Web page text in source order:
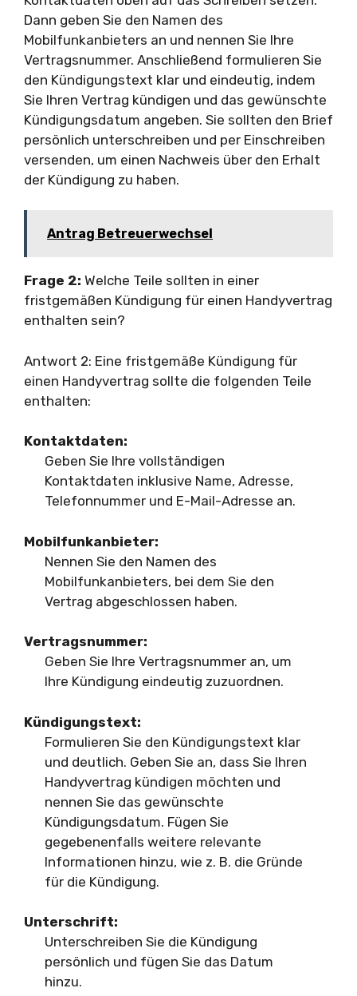
Dann geben Sie den Namen des
Mobilfunkanbieters an und nennen Sie Ihre
Vertragsnummer. Anschließend formulieren Sie
den Kündigungstext klar und eindeutig, indem
Sie Ihren Vertrag kündigen und das gewünschte
Kündigungsdatum angeben. Sie sollten den Brief
persönlich unterschreiben und per Einschreiben
versenden, um einen Nachweis über den Erhalt
der Kündigung zu haben.
Antrag Betreuerwechsel
Frage 2: Welche Teile sollten in einer
fristgemäßen Kündigung für einen Handyvertrag
enthalten sein?
Antwort 2: Eine fristgemäße Kündigung für
einen Handyvertrag sollte die folgenden Teile
enthalten:
Kontaktdaten:
Geben Sie Ihre vollständigen
Kontaktdaten inklusive Name, Adresse,
Telefonnummer und E-Mail-Adresse an.
Mobilfunkanbieter:
Nennen Sie den Namen des
Mobilfunkanbieters, bei dem Sie den
Vertrag abgeschlossen haben.
Vertragsnummer:
Geben Sie Ihre Vertragsnummer an, um
Ihre Kündigung eindeutig zuzuordnen.
Kündigungstext:
Formulieren Sie den Kündigungstext klar
und deutlich. Geben Sie an, dass Sie Ihren
Handyvertrag kündigen möchten und
nennen Sie das gewünschte
Kündigungsdatum. Fügen Sie
gegebenenfalls weitere relevante
Informationen hinzu, wie z. B. die Gründe
für die Kündigung.
Unterschrift:
Unterschreiben Sie die Kündigung
persönlich und fügen Sie das Datum
hinzu.